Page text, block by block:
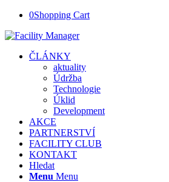
0Shopping Cart
ČLÁNKY
aktuality
Údržba
Technologie
Úklid
Development
AKCE
PARTNERSTVÍ
FACILITY CLUB
KONTAKT
Hledat
Menu Menu